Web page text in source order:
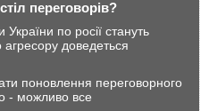
переговорів?
по росії стануть
доведеться
поновлення переговорного
- можливо все